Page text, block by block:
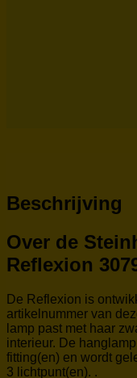
Beschrijving
Over de
Reflexion
De Reflexion is
artikelnummer van
lamp past met haar
interieur. De
fitting(en) en wordt
3 lichtpunt(en). .